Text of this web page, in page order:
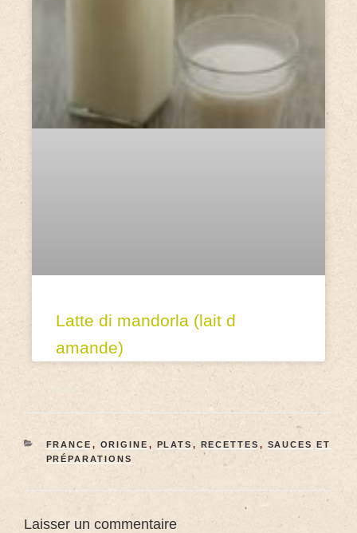
Latte di mandorla (lait d
amande)
FRANCE , ORIGINE , PLATS , RECETTES , SAUCES ET
PRÉPARATIONS
Laisser un commentaire